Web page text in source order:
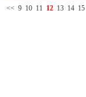
<< 9 10 11 12 13 14 15